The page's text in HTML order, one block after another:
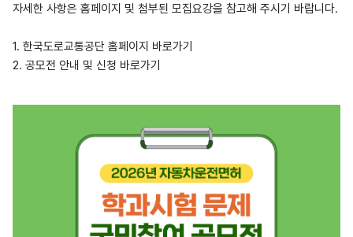
자세한 사항은 홈페이지 및 첨부된 모집요강을 참고해 주시기 바랍니다.
1. 한국도로교통공단 홈페이지 바로가기
2. 공모전 안내 및 신청 바로가기